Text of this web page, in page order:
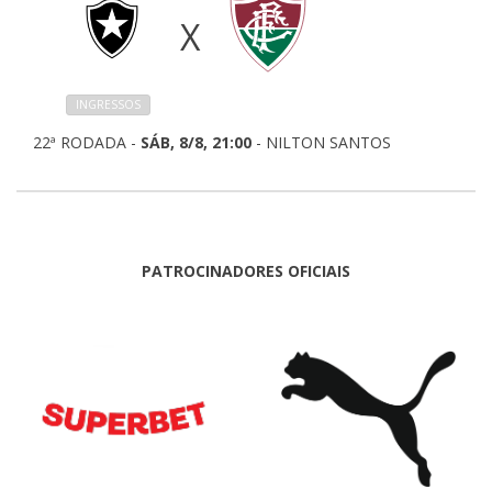
X
INGRESSOS
22ª RODADA - SÁB, 8/8, 21:00 - NILTON SANTOS
PATROCINADORES OFICIAIS